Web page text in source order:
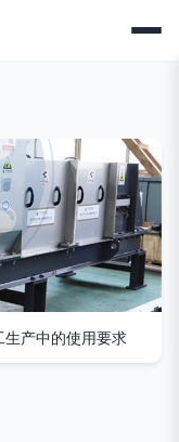
产中的使用要求